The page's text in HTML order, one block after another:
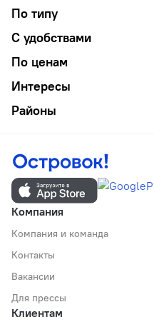
По типу
С удобствами
По ценам
Интересы
Районы
Компания
Компания и команда
Контакты
Вакансии
Для прессы
Клиентам